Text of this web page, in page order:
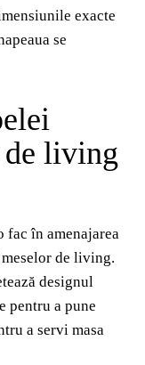
exacte
se
de living
fac în amenajarea
de living.
designul
pentru a pune
a servi masa